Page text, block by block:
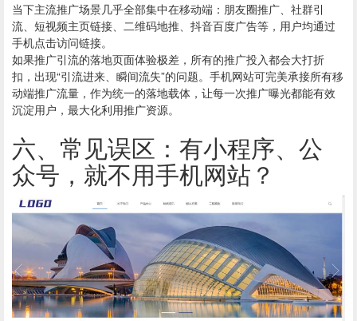
当下主流推广场景几乎全部集中在移动端：朋友圈推广、社群引
流、短视频主页链接、二维码地推、抖音百度广告等，用户均通过
手机点击访问链接。
如果推广引流的落地页面体验极差，所有的推广投入都会大打折
扣，出现“引流进来、瞬间流失”的问题。手机网站可完美承接所有移
动端推广流量，作为统一的落地载体，让每一次推广曝光都能有效
沉淀用户，最大化利用推广资源。
六、常见误区：有小程序、公
众号，就不用手机网站？